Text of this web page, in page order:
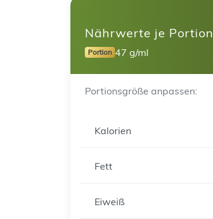
Nährwerte je Portion
Portion 47 g/ml
Portionsgröße anpassen:
Kalorien
Fett
Eiweiß